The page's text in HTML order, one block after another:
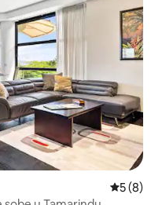
5 (8)